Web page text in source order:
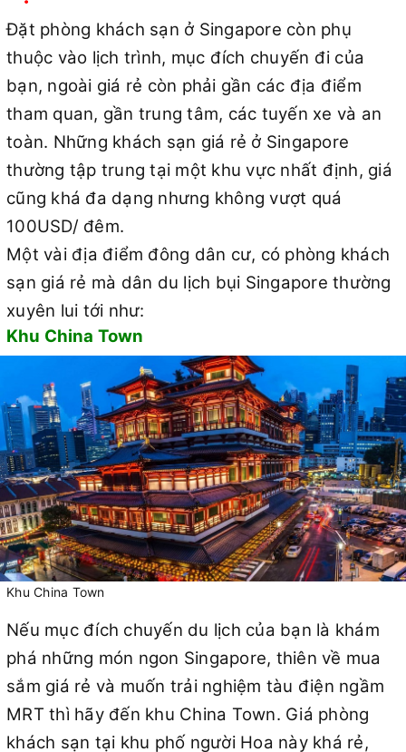
Đặt phòng khách sạn ở Singapore còn phụ
thuộc vào lịch trình, mục đích chuyến đi của
bạn, ngoài giá rẻ còn phải gần các địa điểm
tham quan, gần trung tâm, các tuyến xe và an
toàn. Những khách sạn giá rẻ ở Singapore
thường tập trung tại một khu vực nhất định, giá
cũng khá đa dạng nhưng không vượt quá
100USD/ đêm.
Một vài địa điểm đông dân cư, có phòng khách
sạn giá rẻ mà dân du lịch bụi Singapore thường
xuyên lui tới như:
Khu China Town
Khu China Town
Nếu mục đích chuyến du lịch của bạn là khám
phá những món ngon Singapore, thiên về mua
sắm giá rẻ và muốn trải nghiệm tàu điện ngầm
MRT thì hãy đến khu China Town. Giá phòng
khách sạn tại khu phố người Hoa này khá rẻ,